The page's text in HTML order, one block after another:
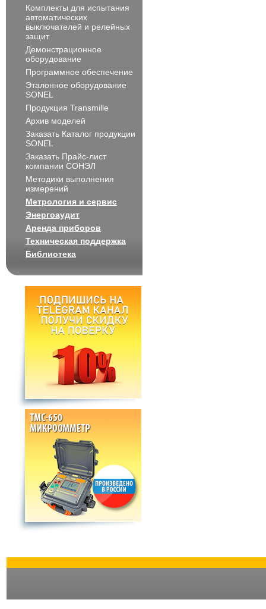
Комплекты для испытания
автоматических
выключателей и релейных
защит
Демонстрационное
оборудование
Программное обеспечение
Эталонное оборудование
SONEL
Продукция Transmille
Архив моделей
Заказать Каталог продукции
SONEL
Заказать Прайс-лист
компании СОНЭЛ
Методики выполнения
измерений
Метрология и сервис
Энергоаудит
Аренда приборов
Техническая поддержка
Библиотека